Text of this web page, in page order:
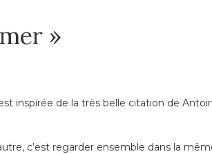
»
inspirée de la très belle citation de
c’est regarder ensemble dans la